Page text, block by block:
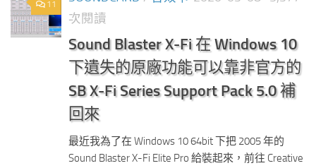
11
次閱讀
Sound Blaster X-Fi 在 Windows 10
下遺失的原廠功能可以靠非官方的
SB X-Fi Series Support Pack 5.0 補
回來
最近我為了在 Windows 10 64bit 下把 2005 年的
Sound Blaster X-Fi Elite Pro 給裝起來，前往 Creative